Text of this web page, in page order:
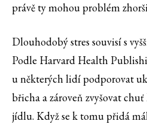
právě ty mohou problém
Dlouhodobý stres souvisí s
Podle Harvard Health
u některých lidí podporovat
břicha a zároveň zvyšovat
jídlu. Když se k tomu přidá